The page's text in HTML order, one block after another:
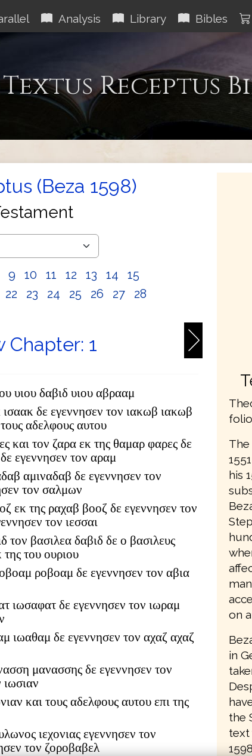
Analysis Library Bibles
Textus Receptus
(Beza 1598)
9 10 11 12 13 14
15
22 23 24 25 26 27 28
Chapter: 1
υιου δαβιδ υιου αβρααμ
δε εγεννησεν τον ιακωβ ιακωβ
αδελφους αυτου
και τον ζαρα εκ της θαμαρ φαρες δε
εγεννησεν τον αραμ
αμιναδαβ δε εγεννησεν τον
τον σαλμων
εκ της ραχαβ βοοζ δε εγεννησεν τον
τον ιεσσαι
τον βασιλεα δαβιδ δε ο βασιλευς
του ουριου
ροβοαμ δε εγεννησεν τον αβια
ιωσαφατ δε εγεννησεν τον ιωραμ
ιωαθαμ δε εγεννησεν τον αχαζ αχαζ
μανασσης δε εγεννησεν τον
και τους αδελφους αυτου επι της
ιεχονιας εγεννησεν τον
τον ζοροβαβελ
The
his
on
in
the
text